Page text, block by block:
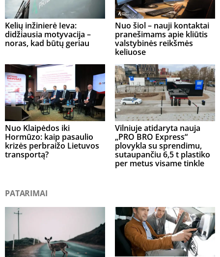
Kelių inžinierė Ieva:
didžiausia motyvacija –
noras, kad būtų geriau
Nuo šiol – nauji kontaktai
pranešimams apie kliūtis
valstybinės reikšmės
keliuose
Nuo Klaipėdos iki
Hormūzo: kaip pasaulio
krizės perbraižo Lietuvos
transportą?
Vilniuje atidaryta nauja
„PRO BRO Express“
plovykla su sprendimu,
sutaupančiu 6,5 t plastiko
per metus visame tinkle
PATARIMAI